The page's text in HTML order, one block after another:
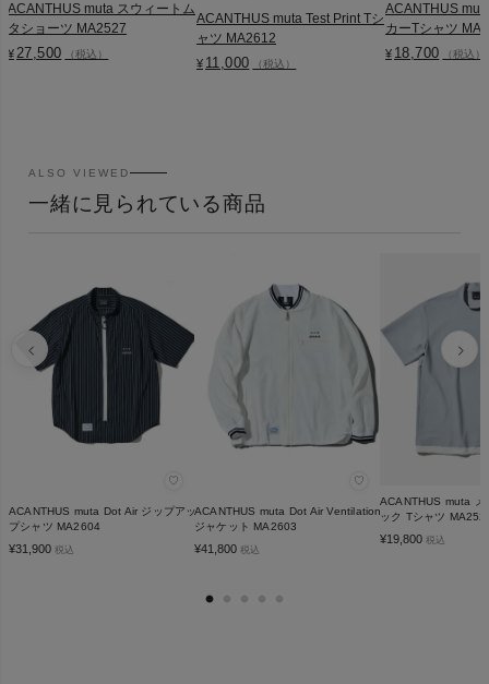
ACANTHUS muta スウィートム
タショーツ MA2527
¥27,500 （税込）
ACANTHUS muta Test Print Tシ
ャツ MA2612
¥ 11,000 （税込）
ACANTHUS
カーTシャツ
¥ 18,700 （税込）
ALSO VIEWED
一緒に見られている商品
♡
ACANTHUS muta Dot Air ジップアッ
プシャツ MA2604
¥31,900 税込
♡
ACANTHUS muta Dot Air Ventilation
ジャケット MA2603
¥41,800 税込
ACANTHUS muta メ
ック Tシャツ
¥19,800 税込